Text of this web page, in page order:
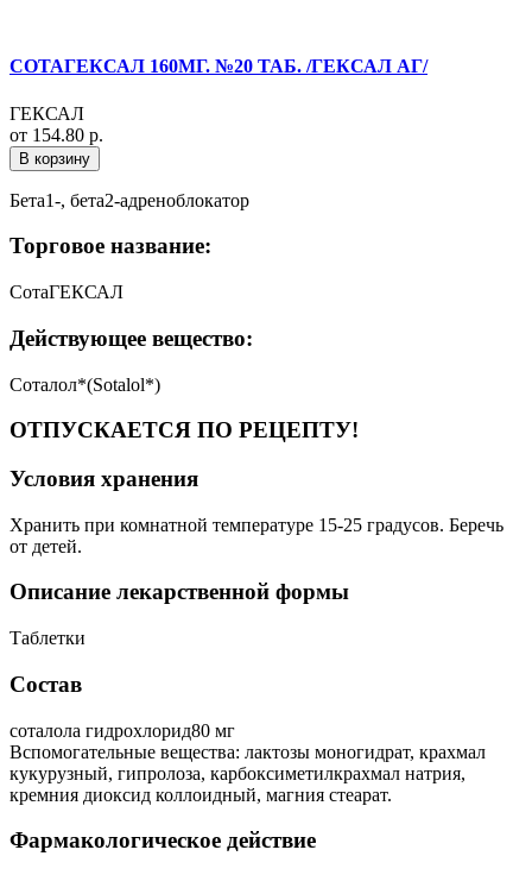
СОТАГЕКСАЛ 160МГ. №20 ТАБ. /ГЕКСАЛ АГ/
ГЕКСАЛ
от 154.80 р.
В корзину
Бета1-, бета2-адреноблокатор
Торговое название:
СотаГЕКСАЛ
Действующее вещество:
Соталол*(Sotalol*)
ОТПУСКАЕТСЯ ПО РЕЦЕПТУ!
Условия хранения
Хранить при комнатной температуре 15-25 градусов. Беречь
от детей.
Описание лекарственной формы
Таблетки
Состав
соталола гидрохлорид80 мг
Вспомогательные вещества: лактозы моногидрат, крахмал
кукурузный, гипролоза, карбоксиметилкрахмал натрия,
кремния диоксид коллоидный, магния стеарат.
Фармакологическое действие